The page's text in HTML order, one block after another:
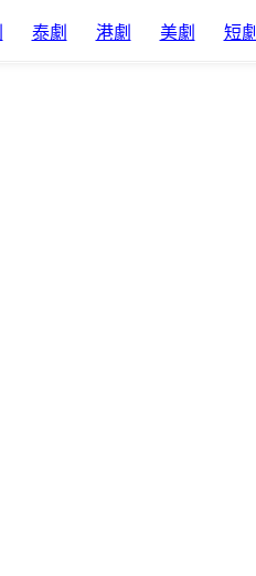
泰劇 港劇 美劇 短劇